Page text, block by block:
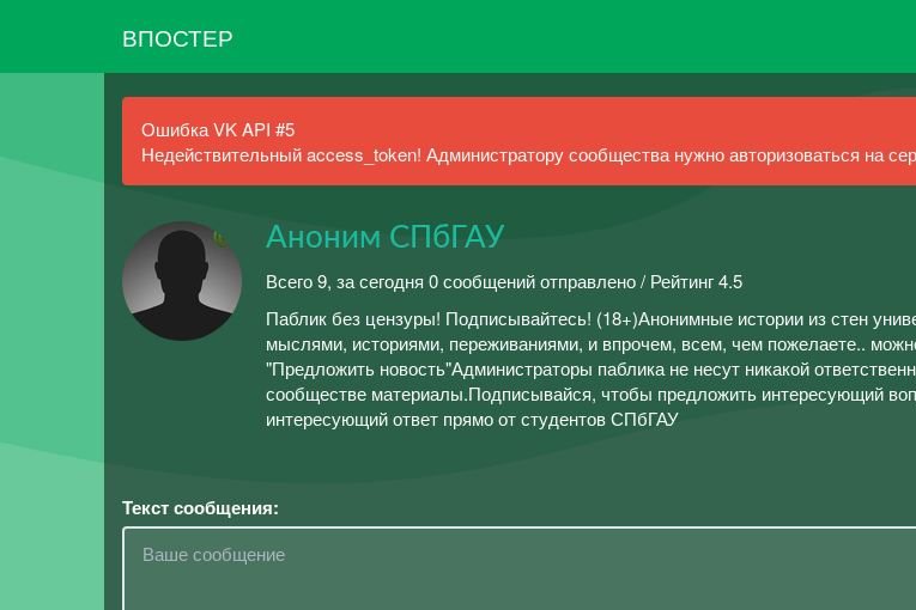
ВПОСТЕР
Ошибка VK API #5
Недействительный access_token! Администратору сообщества нужно авторизоваться на
Аноним СПбГАУ
Всего 9, за сегодня 0 сообщений отправлено / Рейтинг 4.5
Паблик без цензуры! Подписывайтесь! (18+)Анонимные истории из стен
мыслями, историями, переживаниями, и впрочем, всем, чем пожелаете..
"Предложить новость"Администраторы паблика не несут никакой
сообществе материалы.Подписывайся, чтобы предложить интересующий
интересующий ответ прямо от студентов СПбГАУ
Текст сообщения: